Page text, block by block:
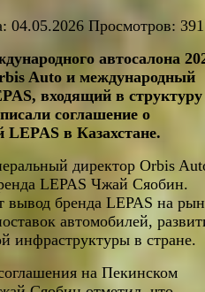
04.05.2026 Просмотров: 391
автосалона
Auto и международный
входящий в структуру
соглашение о
LEPAS в Казахстане.
директор Orbis
LEPAS Чжай Сяобин.
вывод бренда LEPAS на
автомобилей,
инфраструктуры в стране.
на Пекинском